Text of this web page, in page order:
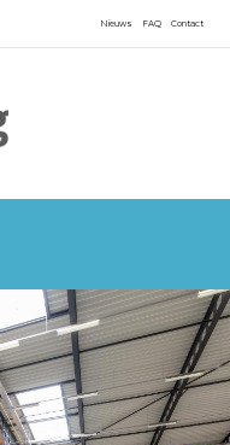
Contact
FAQ
Nieuws